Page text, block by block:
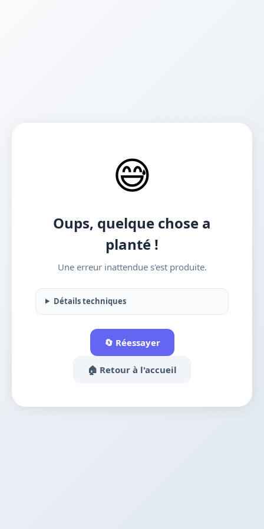
😅
Oups, quelque chose a
planté !
Une erreur inattendue s'est produite.
Détails techniques
🔄 Réessayer
🏠 Retour à l'accueil